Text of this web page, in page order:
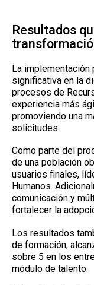
Resultados
La implementación
significativa en la
procesos de
experiencia más
promoviendo una
solicitudes.
Como parte del
de una población
usuarios finales,
Humanos.
comunicación y
fortalecer la
Los resultados
de formación,
sobre 5 en los
módulo de talento.